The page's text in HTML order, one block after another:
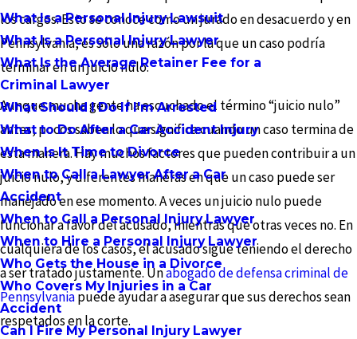
What Is a Personal Injury Lawsuit
What Is a Personal Injury Lawyer
What Is the Average Retainer Fee for a
Criminal Lawyer
What Should I Do If I'm Arrested
What to Do After a Car Accident Injury
When Is It Time to Divorce
When to Call a Lawyer After a Car
Accident
When to Call a Personal Injury Lawyer
When to Hire a Personal Injury Lawyer
Who Gets the House in a Divorce
Who Covers My Injuries in a Car
Accident
Can I Fire My Personal Injury Lawyer
los cargos. Esto se conoce como un jurado en desacuerdo y en
Pennsylvania, es sólo una razón por la que un caso podría
terminar en un juicio nulo.
Aunque mucha gente ha escuchado el término “juicio nulo”
antes, pocos saben lo que significa cuando un caso termina de
esta manera. Hay muchos factores que pueden contribuir a un
juicio nulo, y diferentes maneras en que un caso puede ser
manejado en ese momento. A veces un juicio nulo puede
funcionar a favor del acusado, mientras que otras veces no. En
cualquiera de los casos, el acusado sigue teniendo el derecho
a ser tratado justamente. Unabogado de defensa criminal de
Pennsylvaniapuede ayudar a asegurar que sus derechos sean
respetados en la corte.